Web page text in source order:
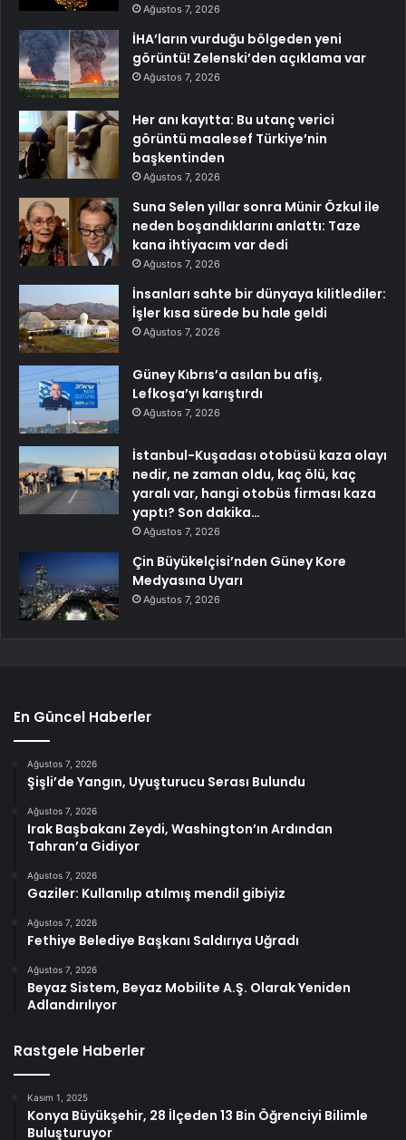
Ağustos 7, 2026
İHA’ların vurduğu bölgeden yeni
görüntü! Zelenski’den açıklama var
Ağustos 7, 2026
Her anı kayıtta: Bu utanç verici
görüntü maalesef Türkiye’nin
başkentinden
Ağustos 7, 2026
Suna Selen yıllar sonra Münir Özkul ile
neden boşandıklarını anlattı: Taze
kana ihtiyacım var dedi
Ağustos 7, 2026
İnsanları sahte bir dünyaya kilitlediler:
İşler kısa sürede bu hale geldi
Ağustos 7, 2026
Güney Kıbrıs’a asılan bu afiş,
Lefkoşa’yı karıştırdı
Ağustos 7, 2026
İstanbul-Kuşadası otobüsü kaza olayı
nedir, ne zaman oldu, kaç ölü, kaç
yaralı var, hangi otobüs firması kaza
yaptı? Son dakika…
Ağustos 7, 2026
Çin Büyükelçisi’nden Güney Kore
Medyasına Uyarı
Ağustos 7, 2026
En Güncel Haberler
Ağustos 7, 2026
Şişli’de Yangın, Uyuşturucu Serası Bulundu
Ağustos 7, 2026
Irak Başbakanı Zeydi, Washington’ın Ardından
Tahran’a Gidiyor
Ağustos 7, 2026
Gaziler: Kullanılıp atılmış mendil gibiyiz
Ağustos 7, 2026
Fethiye Belediye Başkanı Saldırıya Uğradı
Ağustos 7, 2026
Beyaz Sistem, Beyaz Mobilite A.Ş. Olarak Yeniden
Adlandırılıyor
Rastgele Haberler
Kasım 1, 2025
Konya Büyükşehir, 28 İlçeden 13 Bin Öğrenciyi Bilimle
Buluşturuyor